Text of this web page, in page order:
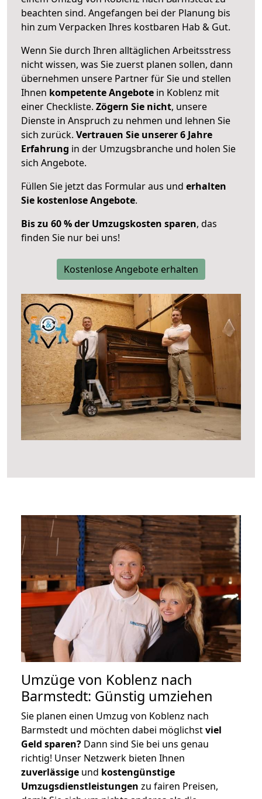
beachten sind. Angefangen bei der Planung bis
hin zum Verpacken Ihres kostbaren Hab & Gut.
Wenn Sie durch Ihren alltäglichen Arbeitsstress
nicht wissen, was Sie zuerst planen sollen, dann
übernehmen unsere Partner für Sie und stellen
Ihnen kompetente Angebote in Koblenz mit
einer Checkliste. Zögern Sie nicht, unsere
Dienste in Anspruch zu nehmen und lehnen Sie
sich zurück. Vertrauen Sie unserer 6 Jahre
Erfahrung in der Umzugsbranche und holen Sie
sich Angebote.
Füllen Sie jetzt das Formular aus und erhalten
Sie kostenlose Angebote.
Bis zu 60 % der Umzugskosten sparen, das
finden Sie nur bei uns!
Kostenlose Angebote erhalten
Umzüge von Koblenz nach
Barmstedt: Günstig umziehen
Sie planen einen Umzug von Koblenz nach
Barmstedt und möchten dabei möglichstviel
Geld sparen? Dann sind Sie bei uns genau
richtig! Unser Netzwerk bieten Ihnen
zuverlässige und kostengünstige
Umzugsdienstleistungen zu fairen Preisen,